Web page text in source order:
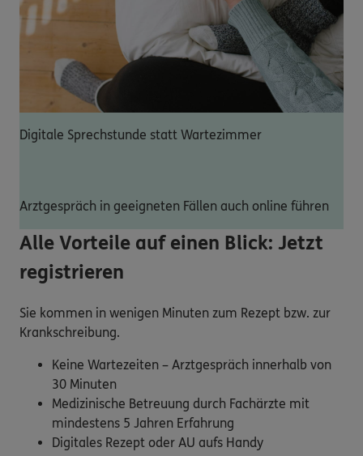
Digitale Sprechstunde statt Wartezimmer
Arztgespräch in geeigneten Fällen auch online führen
Alle Vorteile auf einen Blick: Jetzt
registrieren
Sie kommen in wenigen Minuten zum Rezept bzw. zur
Krankschreibung.
Keine Wartezeiten – Arztgespräch innerhalb von
30 Minuten
Medizinische Betreuung durch Fachärzte mit
mindestens 5 Jahren Erfahrung
Digitales Rezept oder AU aufs Handy